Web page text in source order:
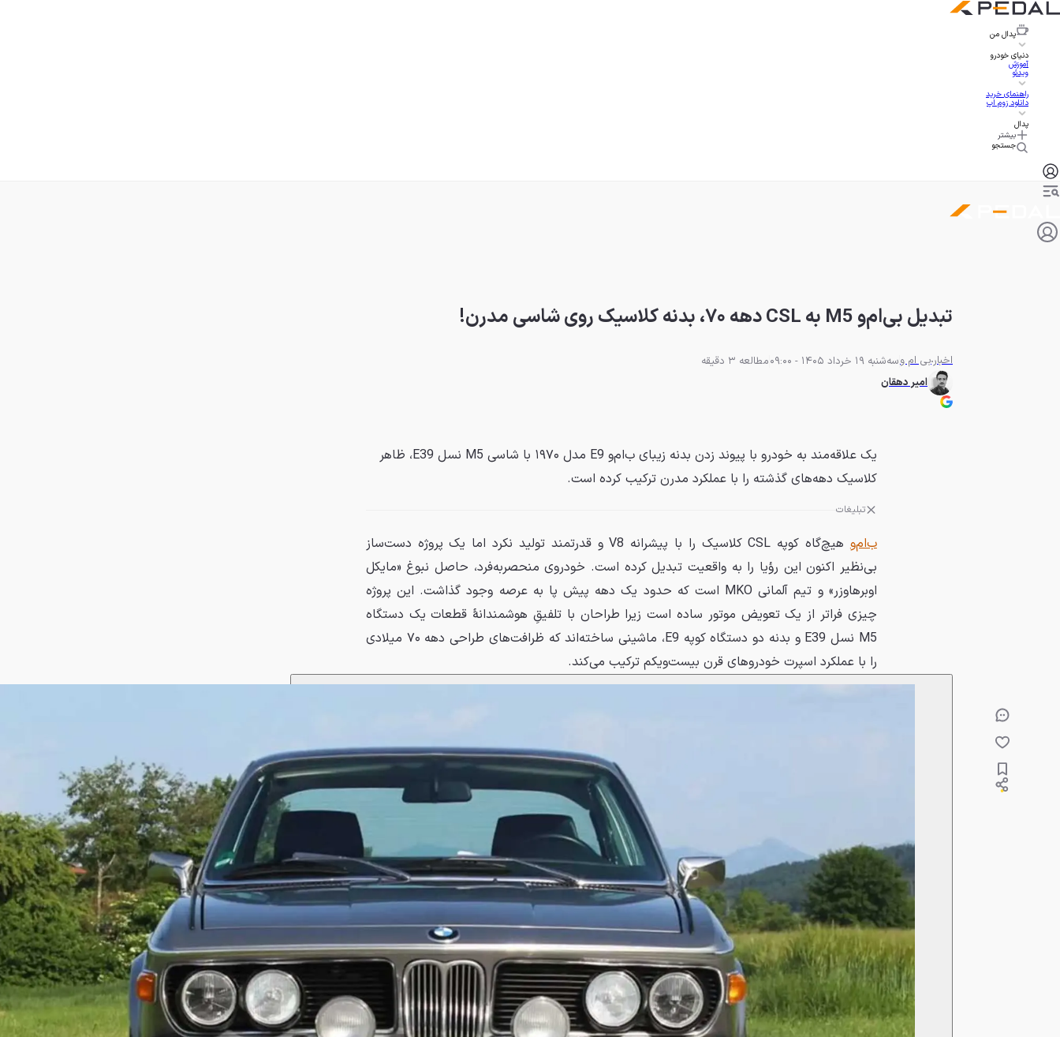
پدال من
دنیای خودرو
آموزش
ویدئو
راهنمای خرید
دانلود زوم اپ
پدال
بیشتر
جستجو
تبدیل بی‌ام‌و M5 به CSL دهه ۷۰، بدنه کلاسیک روی شاسی مدرن!
اخباربی ام وسه‌شنبه 19 خرداد 1405 - 09:00
مطالعه 3 دقیقه
امیر دهقان
یک علاقه‌مند به خودرو با پیوند زدن بدنه زیبای ب‌ام‌و E9 مدل ۱۹۷۰ با شاسی M5 نسل E39، ظاهر
کلاسیک دهه‌های گذشته را با عملکرد مدرن ترکیب کرده است.
تبلیغات
ب‌ام‌و
هیچ‌گاه کوپه CSL کلاسیک را با پیشرانه V8 و قدرتمند تولید نکرد اما یک پروژه دست‌ساز
بی‌نظیر اکنون این رؤیا را به واقعیت تبدیل کرده است. خودروی منحصربه‌فرد، حاصل نبوغ «مایکل
اوبرهاوزر» و تیم آلمانی MKO است که حدود یک دهه پیش پا به عرصه وجود گذاشت. این پروژه
چیزی فراتر از یک تعویض موتور ساده است زیرا طراحان با تلفیقِ هوشمندانهٔ قطعات یک دستگاه
M5 نسل E39 و بدنه دو دستگاه کوپه E9، ماشینی ساخته‌اند که ظرافت‌های طراحی دهه ۷۰ میلادی
را با عملکرد اسپرت خودروهای قرن بیست‌ویکم ترکیب می‌کند.